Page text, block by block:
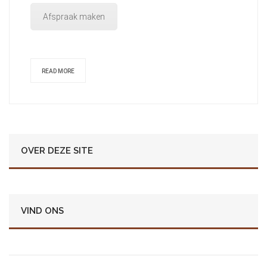
Afspraak maken
READ MORE
OVER DEZE SITE
VIND ONS